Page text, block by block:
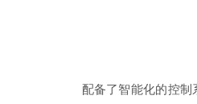
配备了智能化的控制系